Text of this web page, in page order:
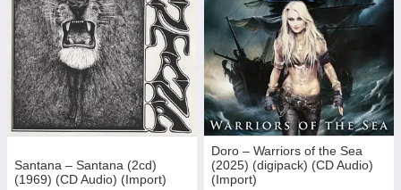
Santana – Santana (2cd)
(1969) (CD Audio) (Import)
Doro – Warriors of the Sea
(2025) (digipack) (CD Audio)
(Import)